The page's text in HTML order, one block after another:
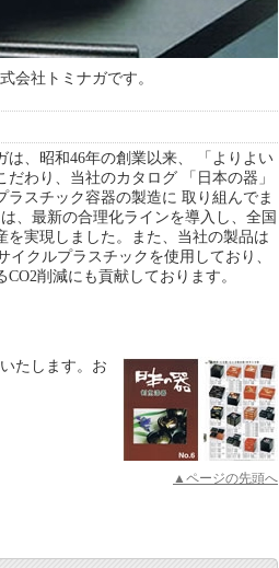
会社トミナガです。
は、昭和46年の創業以来、 「よりよい
わり、当社のカタログ 「日本の器」
ラスチック容器の製造に 取り組んでま
、最新の合理化ラインを導入し、全国
を実現しました。また、当社の製品は
イクルプラスチックを使用しており、
削減にも貢献しております。
たします。お
▲ページの先頭へ